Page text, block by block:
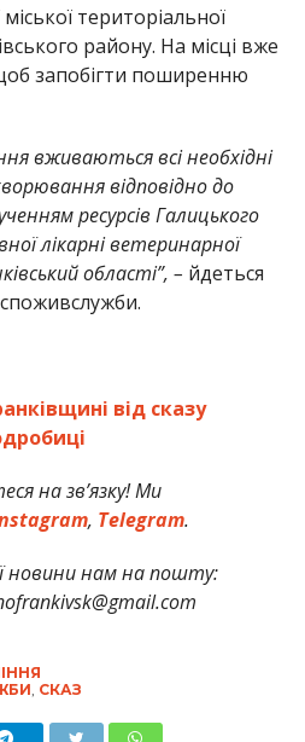
територіальної
району. На місці вже
запобігти поширенню
вживаються всі необхідні
відповідно до
ресурсів Галицького
лікарні ветеринарної
області”, – йдеться
від сказу
на зв’язку! Ми
, Telegram.
новини нам на пошту:
СКАЗ